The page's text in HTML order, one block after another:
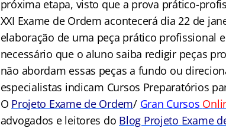
próxima etapa, visto que a prova prático-
XXI Exame de Ordem acontecerá dia 22 de
elaboração de uma peça prático profissional
necessário que o aluno saiba redigir peças
não abordam essas peças a fundo ou
especialistas indicam Cursos Preparatórios
O Projeto Exame de Ordem/ Gran Cursos
advogados e leitores do Blog Projeto Exame